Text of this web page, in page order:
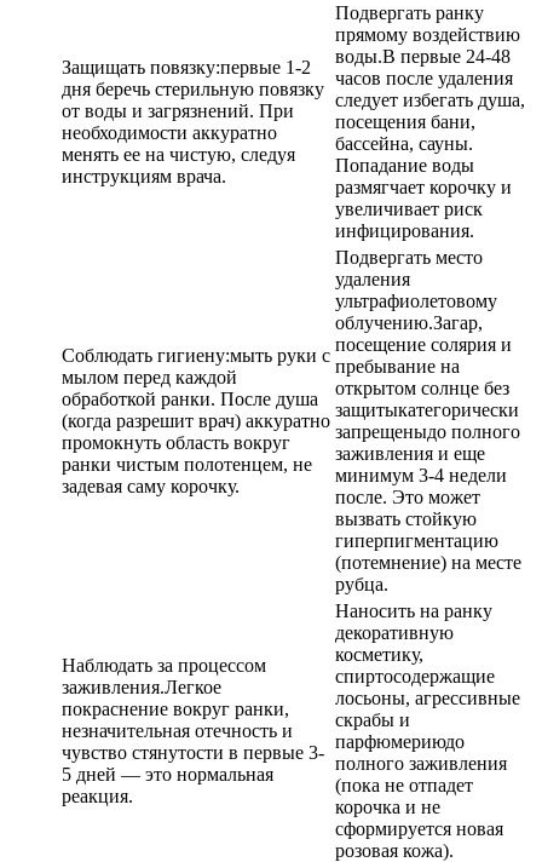
Защищать повязку:первые 1-2
дня беречь стерильную повязку
от воды и загрязнений. При
необходимости аккуратно
менять ее на чистую, следуя
инструкциям врача.
Подвергать ранку
прямому воздействию
воды.В первые 24-48
часов после удаления
следует избегать душа,
посещения бани,
бассейна, сауны.
Попадание воды
размягчает корочку и
увеличивает риск
инфицирования.
Соблюдать гигиену:мыть руки с
мылом перед каждой
обработкой ранки. После душа
(когда разрешит врач) аккуратно
промокнуть область вокруг
ранки чистым полотенцем, не
задевая саму корочку.
Подвергать место
удаления
ультрафиолетовому
облучению.Загар,
посещение солярия и
пребывание на
открытом солнце без
защитыкатегорически
запрещеныдо полного
заживления и еще
минимум 3-4 недели
после. Это может
вызвать стойкую
гиперпигментацию
(потемнение) на месте
рубца.
Наблюдать за процессом
заживления.Легкое
покраснение вокруг ранки,
незначительная отечность и
чувство стянутости в первые 3-
5 дней — это нормальная
реакция.
Наносить на ранку
декоративную
косметику,
спиртосодержащие
лосьоны, агрессивные
скрабы и
парфюмериюдо
полного заживления
(пока не отпадет
корочка и не
сформируется новая
розовая кожа).